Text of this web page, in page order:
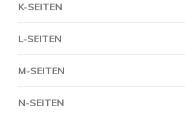
K-SEITEN
L-SEITEN
M-SEITEN
N-SEITEN